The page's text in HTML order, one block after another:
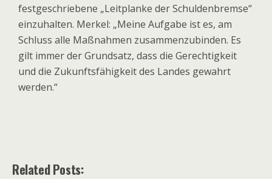
festgeschriebene „Leitplanke der Schuldenbremse“
einzuhalten. Merkel: „Meine Aufgabe ist es, am
Schluss alle Maßnahmen zusammenzubinden. Es
gilt immer der Grundsatz, dass die Gerechtigkeit
und die Zukunftsfähigkeit des Landes gewahrt
werden.“
Related Posts: